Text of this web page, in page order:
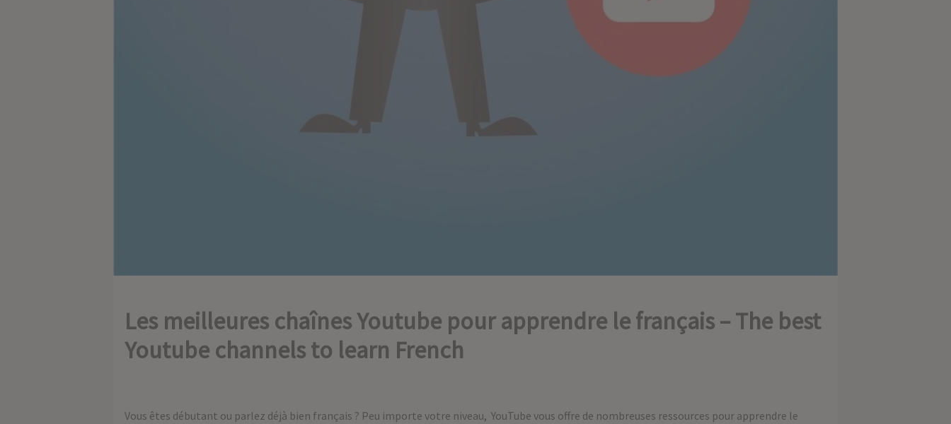
Les meilleures chaînes Youtube pour apprendre le français – The best
Youtube channels to learn French
Vous êtes débutant ou parlez déjà bien français ? Peu importe votre niveau, YouTube vous offre de nombreuses ressources pour apprendre le